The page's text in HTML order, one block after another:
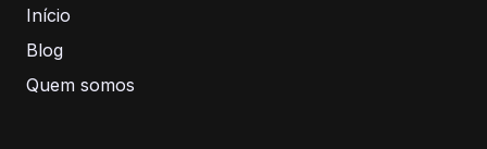
Início
Blog
Quem somos